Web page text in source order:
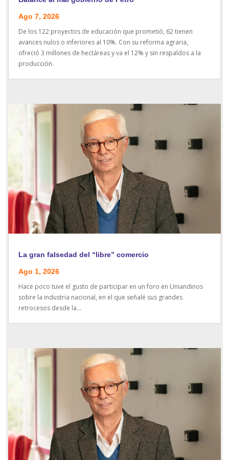
Ago 7, 2026
De los 122 proyectos de educación que prometió, 62 tienen
avances nulos o inferiores al 10%. Con su reforma agraria,
ofreció 3 millones de hectáreas y va el 12% y sin respaldos a la
producción.
La gran falsedad del “libre” comercio
Ago 1, 2026
Hace poco tuve el gusto de participar en un foro en Uniandinos
sobre la industria nacional, en el que señalé sus grandes
retrocesos desde la...